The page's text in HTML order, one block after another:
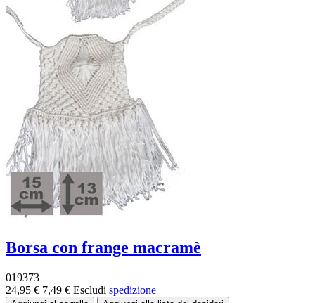
Borsa con frange macramè
019373
24,95 € 7,49 € Escludi spedizione